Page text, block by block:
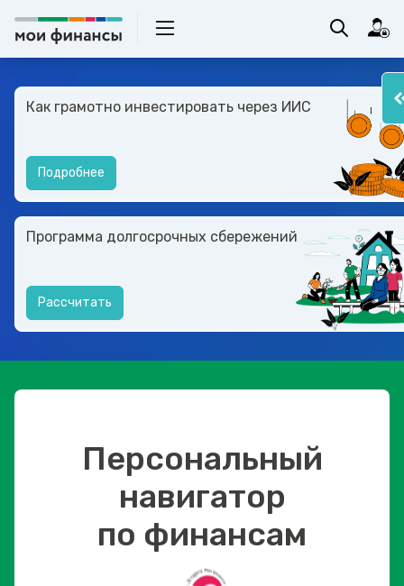
Как грамотно инвестировать через ИИС
Подробнее
Программа долгосрочных сбережений
Рассчитать
Персональный
навигатор
по финансам